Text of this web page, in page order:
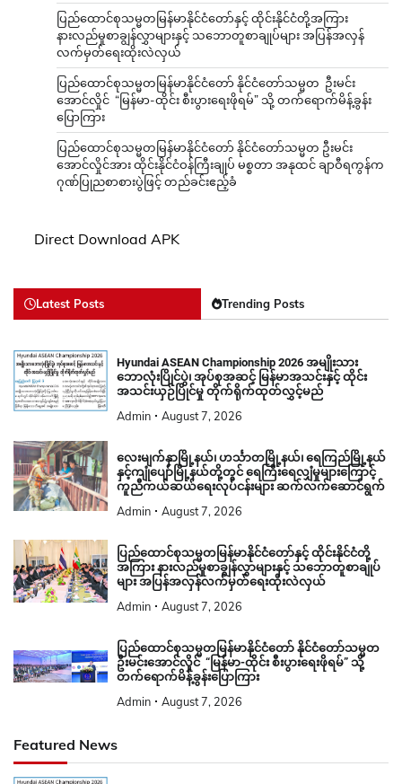
ပြည်ထောင်စုသမ္မတမြန်မာနိုင်ငံတော်နှင့် ထိုင်းနိုင်ငံတို့အကြား
နားလည်မှုစာချွန်လွှာများနှင့် သဘောတူစာချုပ်များ အပြန်အလှန်
လက်မှတ်ရေးထိုးလဲလှယ်
ပြည်ထောင်စုသမ္မတမြန်မာနိုင်ငံတော် နိုင်ငံတော်သမ္မတ ဦးမင်း
အောင်လှိုင် “မြန်မာ-ထိုင်း စီးပွားရေးဖိုရမ်” သို့ တက်ရောက်မိန့်ခွန်း
ပြောကြား
ပြည်ထောင်စုသမ္မတမြန်မာနိုင်ငံတော် နိုင်ငံတော်သမ္မတ ဦးမင်း
အောင်လှိုင်အား ထိုင်းနိုင်ငံဝန်ကြီးချုပ် မစ္စတာ အနုထင် ချာဝီရကွန်က
ဂုဏ်ပြုညစာစားပွဲဖြင့် တည်ခင်းဧည့်ခံ
Direct Download APK
Latest Posts Trending Posts
Hyundai ASEAN Championship 2026 အမျိုးသား
ဘောလုံးပြိုင်ပွဲ၊ အုပ်စုအဆင့် မြန်မာအသင်းနှင့် ထိုင်း
အသင်းယှဉ်ပြိုင်မှု တိုက်ရိုက်ထုတ်လွှင့်မည်
Admin August 7, 2026
လေးမျက်နှာမြို့နယ်၊ ဟင်္သာတမြို့နယ်၊ ရေကြည်မြို့နယ်
နှင့်ကျုံပျော်မြို့နယ်တို့တွင် ရေကြီးရေလျှံမှုများကြောင့်
ကူညီကယ်ဆယ်ရေးလုပ်ငန်းများ ဆက်လက်ဆောင်ရွက်
Admin August 7, 2026
ပြည်ထောင်စုသမ္မတမြန်မာနိုင်ငံတော်နှင့် ထိုင်းနိုင်ငံတို့
အကြား နားလည်မှုစာချွန်လွှာများနှင့် သဘောတူစာချုပ်
များ အပြန်အလှန်လက်မှတ်ရေးထိုးလဲလှယ်
Admin August 7, 2026
ပြည်ထောင်စုသမ္မတမြန်မာနိုင်ငံတော် နိုင်ငံတော်သမ္မတ
ဦးမင်းအောင်လှိုင် “မြန်မာ-ထိုင်း စီးပွားရေးဖိုရမ်” သို့
တက်ရောက်မိန့်ခွန်းပြောကြား
Admin August 7, 2026
Featured News